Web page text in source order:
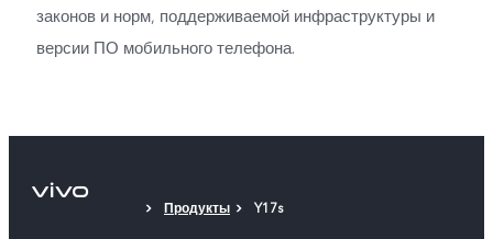
законов и норм, поддерживаемой инфраструктуры и
версии ПО мобильного телефона.
Продукты Y17s